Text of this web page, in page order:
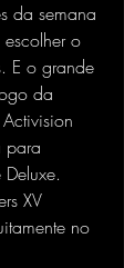
da semana
o
E o grande
da
para
Deluxe.
XV
no